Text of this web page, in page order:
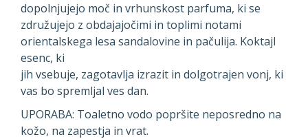
dopolnjujejo moč in vrhunskost parfuma, ki se
združujejo z obdajajočimi in toplimi notami
orientalskega lesa sandalovine in pačulija. Koktajl
esenc, ki
jih vsebuje, zagotavlja izrazit in dolgotrajen vonj, ki
vas bo spremljal ves dan.
UPORABA: Toaletno vodo popršite neposredno na
kožo, na zapestja in vrat.